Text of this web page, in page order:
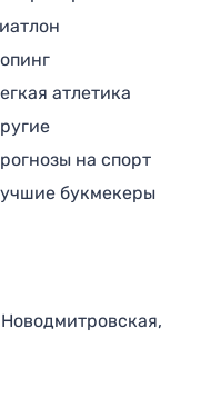
атлетика
на спорт
букмекеры